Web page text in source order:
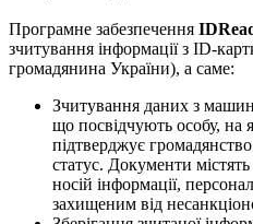
Програмне забезпечення
зчитування інформації з ID-
громадянина України), а саме:
Зчитування даних з
що посвідчують особу, на
підтверджує
статус. Документи
носій інформації,
захищеним від